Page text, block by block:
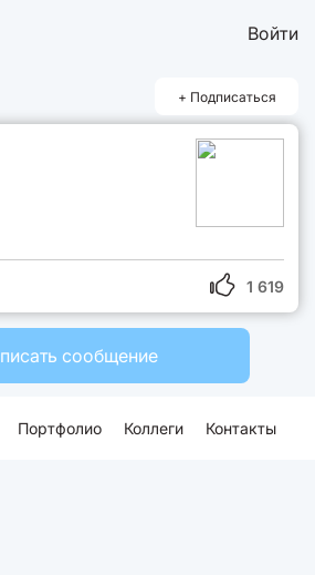
Войти
+ Подписаться
1 619
сообщение
Портфолио Коллеги Контакты